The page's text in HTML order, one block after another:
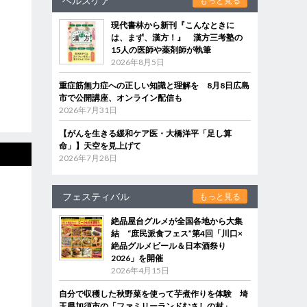
現代書林から新刊『こんなときに
は、まず、漢方！』 漢方三考塾の
15人の医師や薬剤師が執筆
2026年8月5日
重症筋無力症への正しい知識と理解を 8月8日広島
市で公開講座、オンライン配信も
2026年7月31日
【がんを生きる緩和ケア医・大橋洋平「足し算
命」】天空を見上げて
2026年7月28日
フェスティバル もっと見る
絶品屋台グルメが全国各地から大集
結 “庶民派食フェス”第4回「川口×
絶品グルメビール＆日本酒祭り
2026」を開催
2026年4月15日
自分で収穫した秋野菜を使って芋煮作りを体験 埼